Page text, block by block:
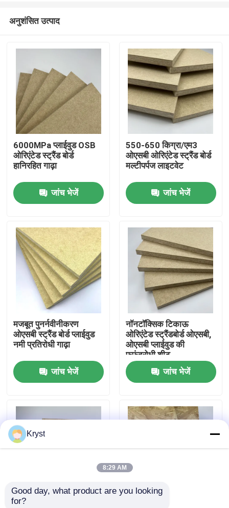
उत्पाद
वीडियो
हमारे बारे में
कारखाने का दौरा
गुणवत्ता नियंत्रण
हमसे संपर्क करें
समाचार
उद्धरण मांगें
अनुशंसित उत्पाद
6000MPa प्लाईवुड OSB
ओरिएंटेड स्ट्रैंड बोर्ड
हानिरहित गाढ़ा
जांच भेजें
550-650 किग्रा/एम3
ओएसबी ओरिएंटेड स्ट्रैंड बोर्ड
मल्टीपर्पज लाइटवेट
जांच भेजें
मजबूत पुनर्नवीनीकरण
ओएसबी स्ट्रैंड बोर्ड प्लाईवुड
नमी प्रतिरोधी गाढ़ा
जांच भेजें
नॉनटॉक्सिक टिकाऊ
ओरिएंटेड स्ट्रैंडबोर्ड ओएसबी,
ओएसबी प्लाईवुड की
फफूंदरोधी शीट
जांच भेजें
पुनर्नवीनीकरण इंडोर ओरिएंटेड
Kryst
8:29 AM
Good day, what product are you looking
for?